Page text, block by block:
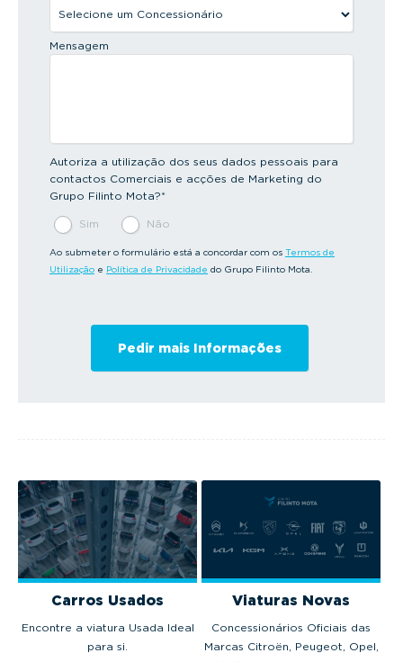
Mensagem
Autoriza a utilização dos seus dados pessoais para
contactos Comerciais e acções de Marketing do
Grupo Filinto Mota?*
Sim Não
Ao submeter o formulário está a concordar com os Termos de
Utilização e Política de Privacidade do Grupo Filinto Mota.
Carros Usados
Encontre a viatura Usada Ideal
para si.
Viaturas Novas
Concessionários Oficiais das
Marcas Citroën, Peugeot, Opel,